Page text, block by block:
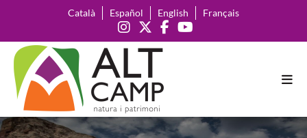
Català Español English Français